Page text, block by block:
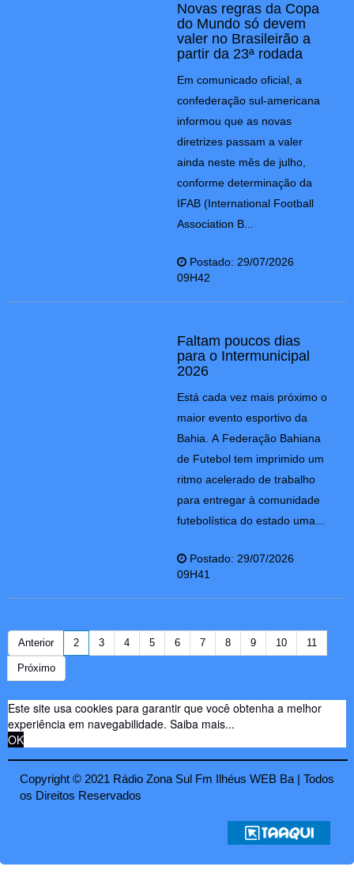
Novas regras da Copa
do Mundo só devem
valer no Brasileirão a
partir da 23ª rodada
Em comunicado oficial, a
confederação sul-americana
informou que as novas
diretrizes passam a valer
ainda neste mês de julho,
conforme determinação da
IFAB (International Football
Association B...
Postado: 29/07/2026
09H42
Faltam poucos dias
para o Intermunicipal
2026
Está cada vez mais próximo o
maior evento esportivo da
Bahia. A Federação Bahiana
de Futebol tem imprimido um
ritmo acelerado de trabalho
para entregar à comunidade
futebolística do estado uma...
Postado: 29/07/2026
09H41
Anterior 2 3 4 5 6 7 8 9 10 11
Próximo
Este site usa cookies para garantir que você obtenha a melhor
experiência em navegabilidade. Saiba mais...
OK
Copyright © 2021 Rádio Zona Sul Fm Ilhéus WEB Ba | Todos
os Direitos Reservados